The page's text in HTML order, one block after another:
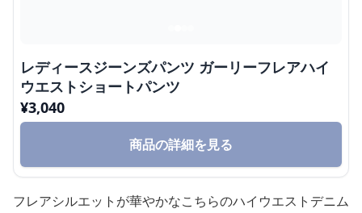
レディースジーンズパンツ ガーリーフレアハイ
ウエストショートパンツ
¥3,040
商品の詳細を見る
フレアシルエットが華やかなこちらのハイウエストデニム